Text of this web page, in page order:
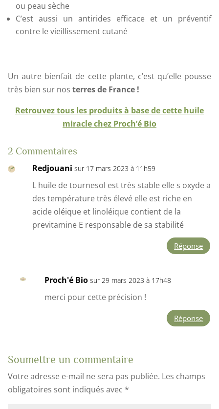
ou peau sèche
C’est aussi un antirides efficace et un préventif
contre le vieillissement cutané
Un autre bienfait de cette plante, c’est qu’elle pousse
très bien sur nos terres de France !
Retrouvez tous les produits à base de cette huile
miracle chez Proch’é Bio
2 Commentaires
Redjouani sur 17 mars 2023 à 11h59
L huile de tournesol est très stable elle s oxyde a
des température très élevé elle est riche en
acide oléique et linoléique contient de la
previtamine E responsable de sa stabilité
Réponse
Proch'é Bio sur 29 mars 2023 à 17h48
merci pour cette précision !
Réponse
Soumettre un commentaire
Votre adresse e-mail ne sera pas publiée. Les champs
obligatoires sont indiqués avec *